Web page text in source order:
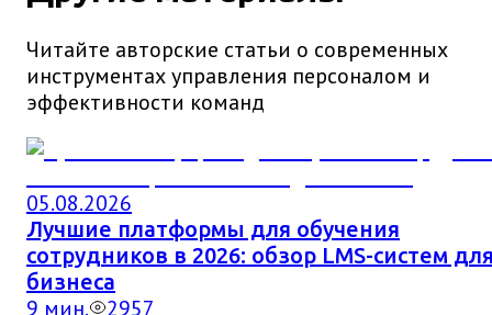
Читайте авторские статьи о современных
инструментах управления персоналом и
эффективности команд
05.08.2026
Лучшие платформы для обучения
сотрудников в 2026: обзор LMS-систем
бизнеса
9 мин. 2957